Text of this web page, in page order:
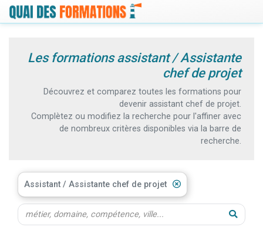
Les formations assistant / Assistante
chef de projet
Découvrez et comparez toutes les formations pour
devenir assistant chef de projet.
Complètez ou modifiez la recherche pour l'affiner avec
de nombreux critères disponibles via la barre de
recherche.
Assistant / Assistante chef de projet